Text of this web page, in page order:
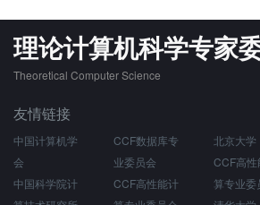
理论计算机科学专家
Theoretical Computer Science
北京大学
CCF高性
算专业委
CCF数据库专
业委员会
CCF高性能计
友情链接
中国计算机学
会
中国科学院计